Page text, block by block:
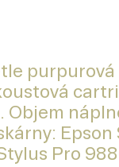
Objem
Epson
Pro